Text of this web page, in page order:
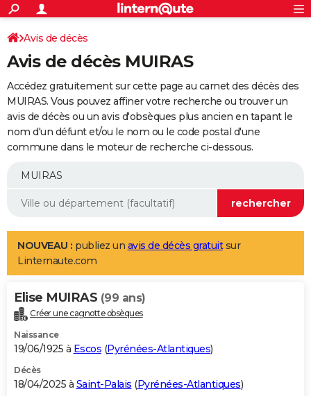
ACTUALITÉS
Politique
Société
Faits Divers
Education
Monde
Villes
+
SPORT
Coupe du monde 2026
Football
Tennis
Cyclisme
Rugby
Forum
Programme TV
TNTStreaming
Cinéma
Sorties cinéma
Musique
+
FINANCE
Retraite
Epargne
Immobilier
Risques naturels par ville
Banque
Assurance
AUTO
Essais
Réserver un essai
Citadines
Berlines
SUV
Forum auto
+
Mobiles
Meilleur smartphone
Internet
Ordinateurs
Jeux vidéo
Guide high-tech
Aménagement intérieur
LIFESTYLE
Art de vivre
Bien-être
Loisirs
Mode
Modes de vie
Alimentation
Guide de la santé
Maladies
Médicaments
Sommeil
VOYAGE
Destinations
City break
Voyage nature
Voyage de noces
Forum
Climat
+PHOTO
GUIDES D'ACHAT
BONS PLANS
Avis de décès
Avis de décès MUIRAS
Accédez gratuitement sur cette page au carnet des décès des
MUIRAS. Vous pouvez affiner votre recherche ou trouver un
avis de décès ou un avis d'obsèques plus ancien en tapant le
nom d'un défunt et/ou le nom ou le code postal d'une
commune dans le moteur de recherche ci-dessous.
NOUVEAU : publiez un avis de décès gratuitsur
Linternaute.com
Elise MUIRAS (99 ans)
Créer une cagnotte obsèques
Naissance
19/06/1925 à Escos (Pyrénées-Atlantiques)
Décès
18/04/2025 à Saint-Palais (Pyrénées-Atlantiques)